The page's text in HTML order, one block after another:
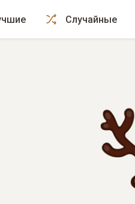
Случайные